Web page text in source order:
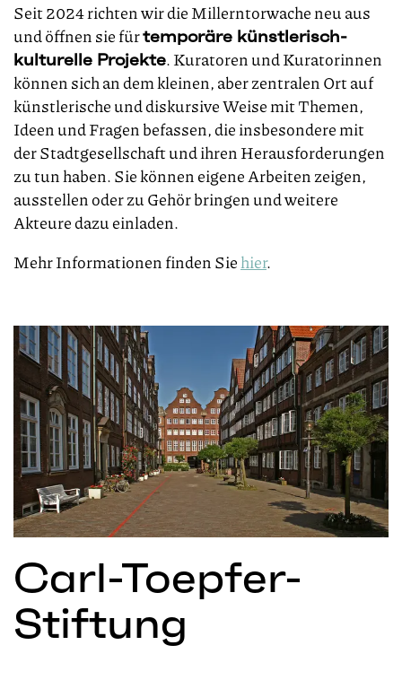
Seit 2024 richten wir die Millerntorwache neu aus
und öffnen sie fürtemporäre künstlerisch-
kulturelle Projekte. Kuratoren und Kuratorinnen
können sich an dem kleinen, aber zentralen Ort auf
künstlerische und diskursive Weise mit Themen,
Ideen und Fragen befassen, die insbesondere mit
der Stadtgesellschaft und ihren Herausforderungen
zu tun haben. Sie können eigene Arbeiten zeigen,
ausstellen oder zu Gehör bringen und weitere
Akteure dazu einladen.
Mehr Informationen finden Siehier.
Carl-Toepfer-
Stiftung